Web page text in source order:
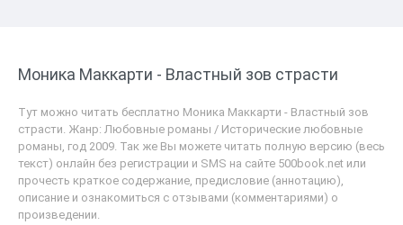
Моника Маккарти - Властный зов страсти
Тут можно читать бесплатно Моника Маккарти - Властный зов
страсти. Жанр: Любовные романы / Исторические любовные
романы, год 2009. Так же Вы можете читать полную версию (весь
текст) онлайн без регистрации и SMS на сайте 500book.net или
прочесть краткое содержание, предисловие (аннотацию),
описание и ознакомиться с отзывами (комментариями) о
произведении.